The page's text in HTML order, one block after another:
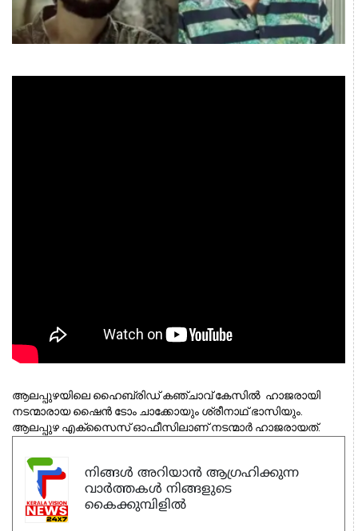
ആലപ്പുഴയിലെ ഹൈബ്രിഡ് കഞ്ചാവ് കേസില്‍  ഹാജരായി
നടന്മാരായ ഷൈന്‍ ടോം ചാക്കോയും ശ്രീനാഥ് ഭാസിയും.
ആലപ്പുഴ എക്‌സൈസ് ഓഫീസിലാണ് നടന്മാർ ഹാജരായത്.
നിങ്ങൾ അറിയാൻ ആഗ്രഹിക്കുന്ന
വാർത്തകൾ നിങ്ങളുടെ
കൈക്കുമ്പിളിൽ